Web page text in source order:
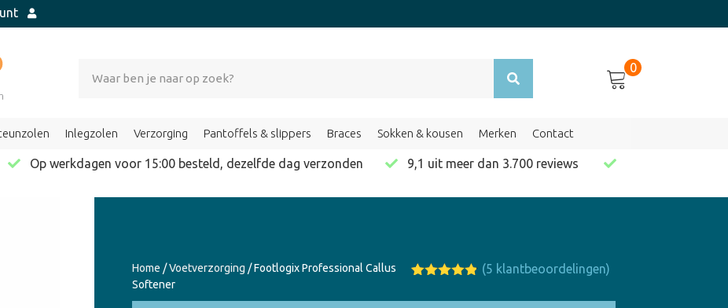
0
Inlegzolen Verzorging Pantoffels & slippers Braces Sokken & kousen Merken Contact
Op werkdagen voor 15:00 besteld, dezelfde dag verzonden
9,1 uit meer dan 3.700 reviews
Home /Voetverzorging / Footlogix Professional Callus
Softener
d4.80op
(5 klantbeoordelingen)